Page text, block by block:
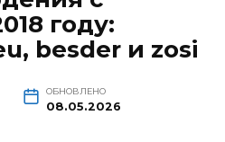
году:
besder и zosi
ОБНОВЛЕНО
08.05.2026